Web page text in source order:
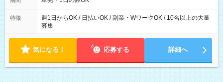
特徴
週1日からOK / 日払いOK / 副業・WワークOK / 10名以上の大量
募集
気になる！ 応募する 詳細へ